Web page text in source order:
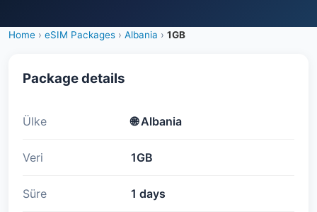
Home › eSIM Packages › Albania › 1GB
Package details
Ülke 🌐Albania
Veri 1GB
Süre 1 days